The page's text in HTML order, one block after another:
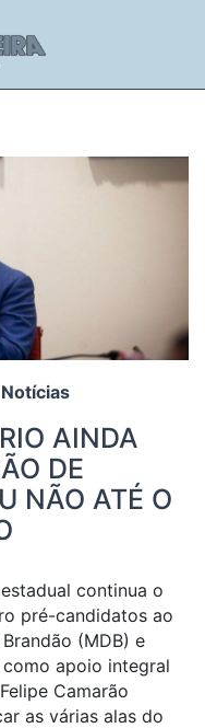
Notícias
AINDA
DE
NÃO ATÉ O
continua o
pré-candidatos ao
(MDB) e
apoio integral
Camarão
as várias alas do